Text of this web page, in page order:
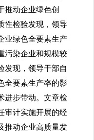
推动企业绿色创
性检验发现，领导
业绿色全要素生产
污染企业和规模较
发现，领导干部自
全要素生产率的影
进步带动。文章检
审计实施开展的经
推动企业高质量发